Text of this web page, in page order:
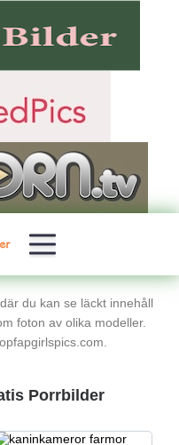
du kan se läckt innehåll
foton av olika modeller.
Porrbilder